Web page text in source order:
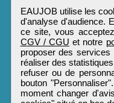
EAUJOB utilise les
d'analyse d'audience.
ce site, vous
CGV / CGU et notre
proposer des
réaliser des
refuser ou de
bouton
moment changer